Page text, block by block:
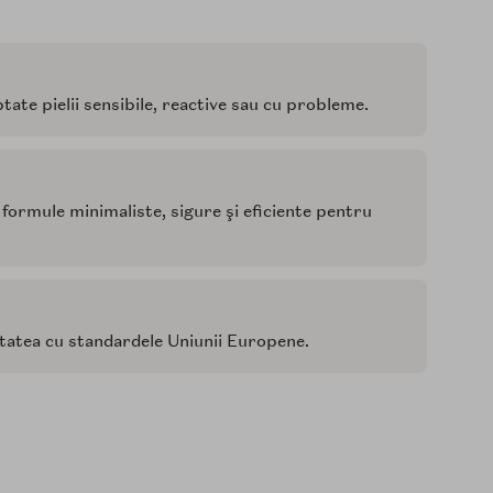
pielii sensibile, reactive sau cu probleme.
minimali­ste, sigure şi eficiente pentru
cu standardele Uniunii Europene.